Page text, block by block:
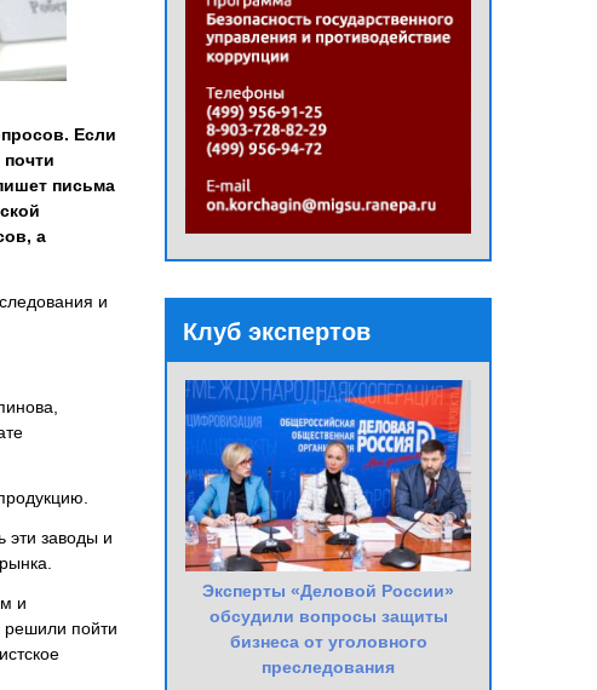
Если
письма
а
и
эти заводы и
и
решили пойти
Клуб экспертов
Эксперты «Деловой России»
обсудили вопросы защиты
бизнеса от уголовного
преследования